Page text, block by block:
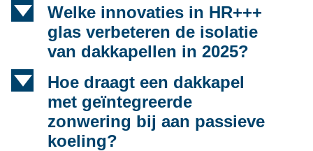
d
Welke innovaties in HR+++
glas verbeteren de isolatie
van dakkapellen in 2025?
d
Hoe draagt een dakkapel
met geïntegreerde
zonwering bij aan passieve
koeling?